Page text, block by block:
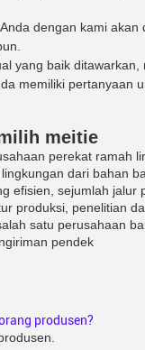
dengan kami akan
yang baik ditawarkan,
memiliki pertanyaan
meitie
perekat ramah
dari bahan
efisien, sejumlah jalur
produksi, penelitian
satu perusahaan
pendek
produsen?